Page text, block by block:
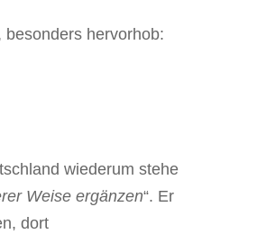
besonders hervorhob:
wiederum stehe
Weise ergänzen“. Er
dort